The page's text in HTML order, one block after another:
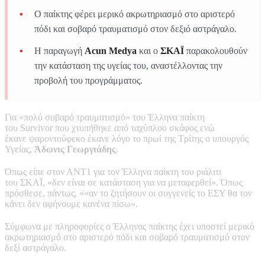
Ο παίκτης φέρει μερικό ακρωτηριασμό στο αριστερό
πόδι και σοβαρό τραυματισμό στον δεξιό αστράγαλο.
Η παραγωγή Acun Medya και ο ΣΚΑΪ παρακολουθούν
την κατάσταση της υγείας του, αναστέλλοντας την
προβολή του προγράμματος.
Για «πολύ σοβαρό τραυματισμό» του Έλληνα παίκτη
του Survivor που χτυπήθηκε από ταχύπλοο σκάφος ενώ
έκανε ψαροντούφεκο έκανε λόγο το πρωί της Τρίτης ο υπουργός
Υγείας, Άδωνις Γεωργιάδης.
Όπως είπε στον ΑΝΤ1 για τον Έλληνα παίκτη του ριάλιτι
του ΣΚΑΪ, «δεν είναι σε κατάσταση για να μεταφερθεί». Όπως
πρόσθεσε, πάντως, ««αν το ζητήσουν οι συγγενείς το ΕΣΥ θα τον
κάνει δεν αφήνουμε κανένα πίσω».
Σύμφωνα με πληροφορίες ο Έλληνας παίκτης έχει υποστεί μερικό
ακρωτηριασμό στο αριστερό πόδι και σοβαρό τραυματισμό στον
δεξί αστράγαλο.